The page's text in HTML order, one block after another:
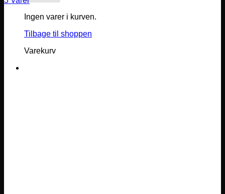
Ingen varer i kurven.
Tilbage til shoppen
Varekurv